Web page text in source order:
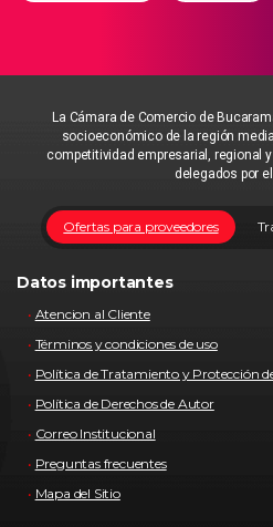
La Cámara de Comercio de
socioeconómico de la región
competitividad empresarial, regional
delegados por
Ofertas para proveedores
Datos importantes
Atencion al Cliente
Términos y condiciones de uso
Política de Tratamiento y Protección
Política de Derechos de Autor
Correo Institucional
Preguntas frecuentes
Mapa del Sitio